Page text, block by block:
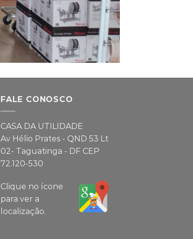
FALE CONOSCO
CASA DA UTILIDADE
Av Hélio Prates - QND 53 Lt
02- Taguatinga - DF CEP
72.120-530
Clique no ícone
para ver a
localização.